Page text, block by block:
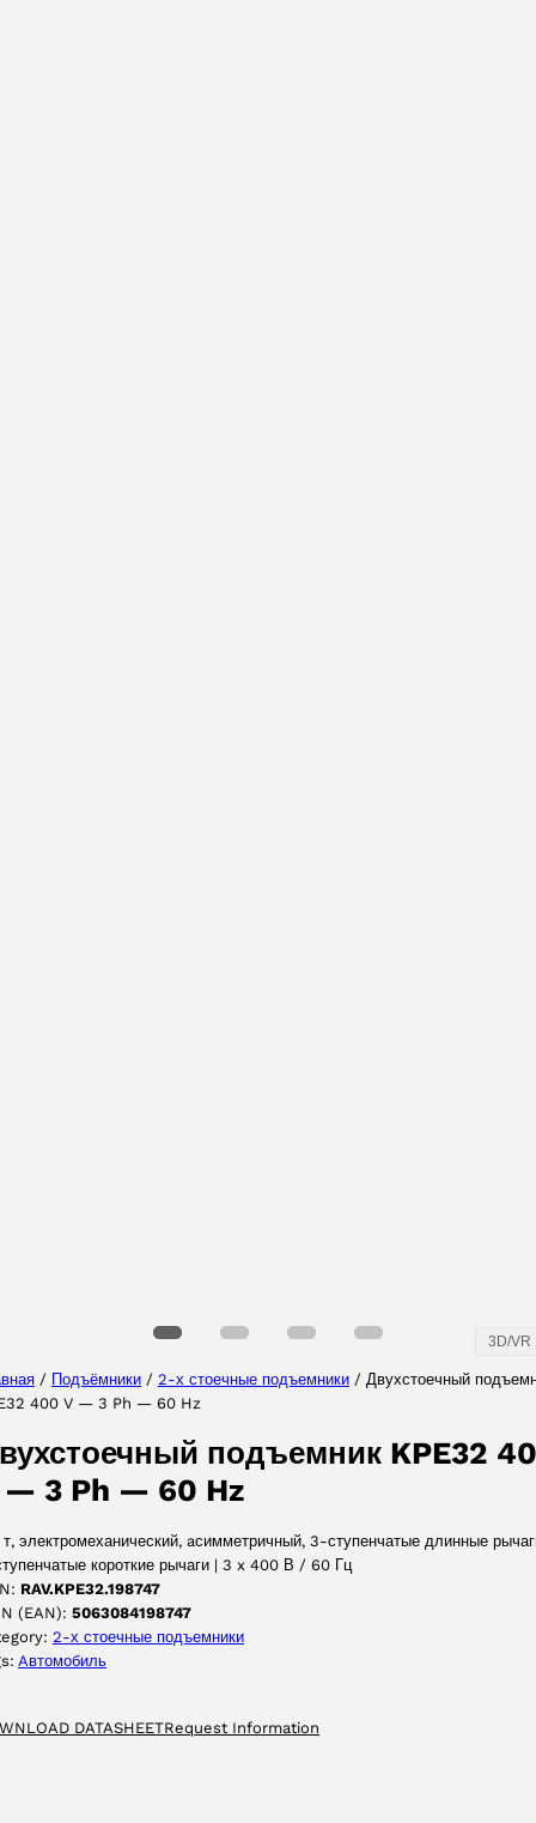
3D/VR
/ Подъёмники / 2-х стоечные подъемники / Двухстоечный
400 V — 3 Ph — 60 Hz
подъемник KPE32
— 3 Ph — 60 Hz
электромеханический, aсимметричный, 3-ступенчатые длинные
короткие рычаги | 3 x 400 В / 60 Гц
RAV.KPE32.198747
(EAN): 5063084198747
2-х стоечные подъемники
Aвтомобиль
DATASHEETRequest Information